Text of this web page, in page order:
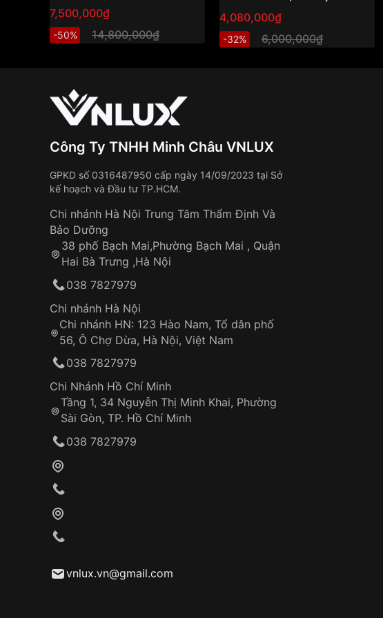
7,500,000₫
-50% 14,800,000₫
hồ nữ năng lượng ánh sáng,
thiết kế thanh lịch hiện đại
4,080,000₫
-32% 6,000,000₫
Công Ty TNHH Minh Châu VNLUX
GPKD số 0316487950 cấp ngày 14/09/2023 tại Sở
kế hoạch và Đầu tư TP.HCM.
Chi nhánh Hà Nội Trung Tâm Thẩm Định Và
Bảo Dưỡng
38 phố Bạch Mai,Phường Bạch Mai , Quận
Hai Bà Trưng ,Hà Nội
038 7827979
Chi nhánh Hà Nội
Chi nhánh HN: 123 Hào Nam, Tổ dân phố
56, Ô Chợ Dừa, Hà Nội, Việt Nam
038 7827979
Chi Nhánh Hồ Chí Minh
Tầng 1, 34 Nguyễn Thị Minh Khai, Phường
Sài Gòn, TP. Hồ Chí Minh
038 7827979
vnlux.vn@gmail.com